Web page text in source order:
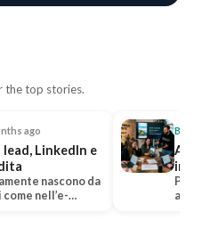
the top stories.
ago
LinkedIn e
nascono da
nell’e-
Per la